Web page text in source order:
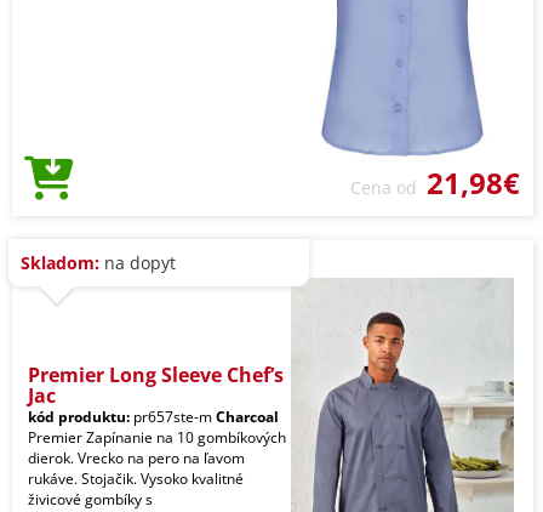
Cena od 21,98€
Skladom: na dopyt
Premier Long Sleeve Chef’s
Jac
kód produktu: pr657ste-mCharcoal
Premier Zapínanie na 10 gombíkových
dierok. Vrecko na pero na ľavom
rukáve. Stojačik. Vysoko kvalitné
živicové gombíky s